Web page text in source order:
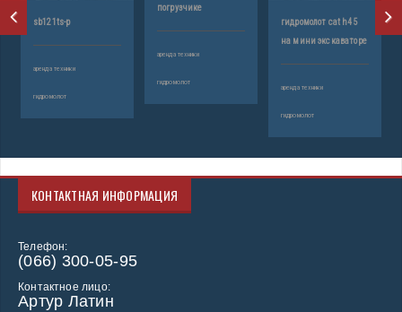
sb121ts-p
аренда техники
гидромолот
погрузчике
аренда техники
гидромолот
гидромолот cat h45
на мини экскаваторе
аренда техники
гидромолот
КОНТАКТНАЯ ИНФОРМАЦИЯ
Телефон:
(066) 300-05-95
Контактное лицо:
Артур Латин